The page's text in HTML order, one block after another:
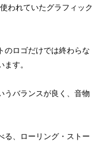
われていたグラフィック
のロゴだけでは終わらな
す。
うバランスが良く、音物
る、ローリング・ストー